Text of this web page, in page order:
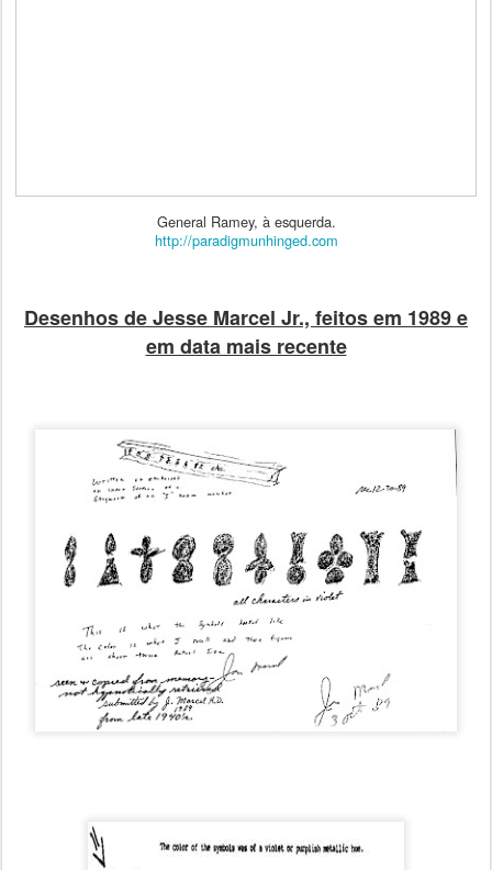
General Ramey, à esquerda.
http://paradigmunhinged.com
Desenhos de Jesse Marcel Jr., feitos em 1989 e
em data mais recente